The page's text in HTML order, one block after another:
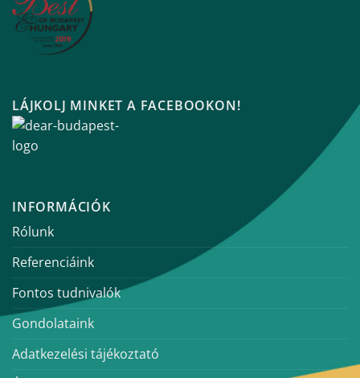
LÁJKOLJ MINKET A FACEBOOKON!
INFORMÁCIÓK
Rólunk
Referenciáink
Fontos tudnivalók
Gondolataink
Adatkezelési tájékoztató